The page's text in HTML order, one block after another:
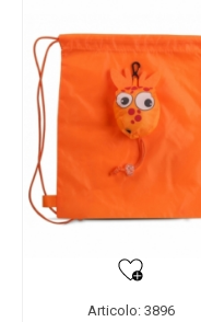
Articolo: 3896